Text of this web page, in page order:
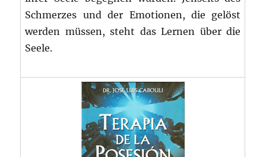
Schmerzes und der Emotionen, die gelöst
werden müssen, steht das Lernen über die
Seele.